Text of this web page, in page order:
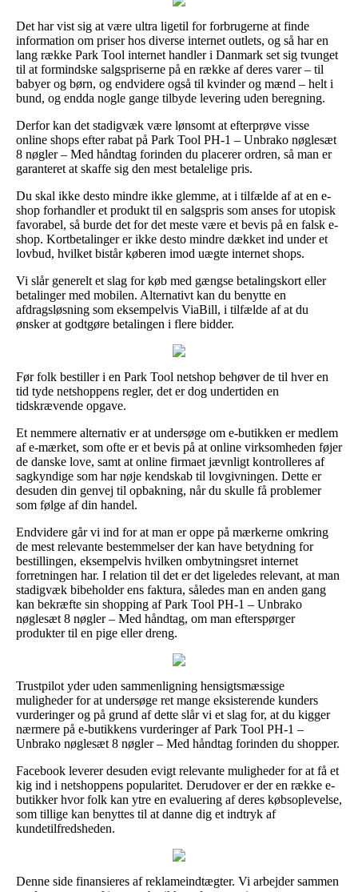
Det har vist sig at være ultra ligetil for forbrugerne at finde
information om priser hos diverse internet outlets, og så har en
lang række Park Tool internet handler i Danmark set sig tvunget
til at formindske salgspriserne på en række af deres varer – til
babyer og børn, og endvidere også til kvinder og mænd – helt i
bund, og endda nogle gange tilbyde levering uden beregning.
Derfor kan det stadigvæk være lønsomt at efterprøve visse
online shops efter rabat på Park Tool PH-1 – Unbrako nøglesæt
8 nøgler – Med håndtag forinden du placerer ordren, så man er
garanteret at skaffe sig den mest betalelige pris.
Du skal ikke desto mindre ikke glemme, at i tilfælde af at en e-
shop forhandler et produkt til en salgspris som anses for utopisk
favorabel, så burde det for det meste være et bevis på en falsk e-
shop. Kortbetalinger er ikke desto mindre dækket ind under et
lovbud, hvilket bistår køberen imod uægte internet shops.
Vi slår generelt et slag for køb med gængse betalingskort eller
betalinger med mobilen. Alternativt kan du benytte en
afdragsløsning som eksempelvis ViaBill, i tilfælde af at du
ønsker at godtgøre betalingen i flere bidder.
Før folk bestiller i en Park Tool netshop behøver de til hver en
tid tyde netshoppens regler, det er dog undertiden en
tidskrævende opgave.
Et nemmere alternativ er at undersøge om e-butikken er medlem
af e-mærket, som ofte er et bevis på at online virksomheden føjer
de danske love, samt at online firmaet jævnligt kontrolleres af
sagkyndige som har nøje kendskab til lovgivningen. Dette er
desuden din genvej til opbakning, når du skulle få problemer
som følge af din handel.
Endvidere går vi ind for at man er oppe på mærkerne omkring
de mest relevante bestemmelser der kan have betydning for
bestillingen, eksempelvis hvilken ombytningsret internet
forretningen har. I relation til det er det ligeledes relevant, at man
stadigvæk bibeholder ens faktura, således man en anden gang
kan bekræfte sin shopping af Park Tool PH-1 – Unbrako
nøglesæt 8 nøgler – Med håndtag, om man efterspørger
produkter til en pige eller dreng.
Trustpilot yder uden sammenligning hensigtsmæssige
muligheder for at undersøge ret mange eksisterende kunders
vurderinger og på grund af dette slår vi et slag for, at du kigger
nærmere på e-butikkens vurderinger af Park Tool PH-1 –
Unbrako nøglesæt 8 nøgler – Med håndtag forinden du shopper.
Facebook leverer desuden evigt relevante muligheder for at få et
kig ind i netshoppens popularitet. Derudover er der en række e-
butikker hvor folk kan ytre en evaluering af deres købsoplevelse,
som tillige kan benyttes til at danne dig et indtryk af
kundetilfredsheden.
Denne side finansieres af reklameindtægter. Vi arbejder sammen